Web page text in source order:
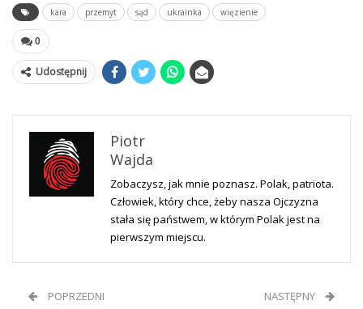
kara przemyt sąd ukrainka więzienie
0
Udostępnij
Piotr
Wajda
Zobaczysz, jak mnie poznasz. Polak, patriota.
Człowiek, który chce, żeby nasza Ojczyzna
stała się państwem, w którym Polak jest na
pierwszym miejscu.
POPRZEDNI NASTĘPNY